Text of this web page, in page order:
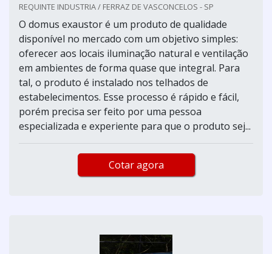
REQUINTE INDUSTRIA / FERRAZ DE VASCONCELOS - SP
O domus exaustor é um produto de qualidade
disponível no mercado com um objetivo simples:
oferecer aos locais iluminação natural e ventilação
em ambientes de forma quase que integral. Para
tal, o produto é instalado nos telhados de
estabelecimentos. Esse processo é rápido e fácil,
porém precisa ser feito por uma pessoa
especializada e experiente para que o produto sej...
Cotar agora